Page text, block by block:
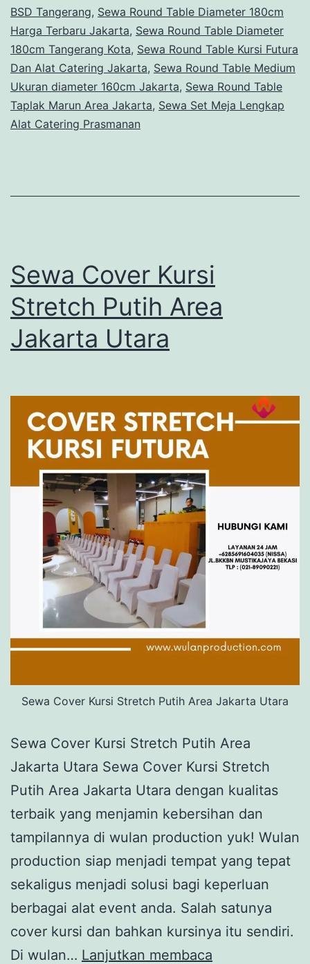
BSD Tangerang, Sewa Round Table Diameter 180cm
Harga Terbaru Jakarta, Sewa Round Table Diameter
180cm Tangerang Kota, Sewa Round Table Kursi Futura
Dan Alat Catering Jakarta, Sewa Round Table Medium
Ukuran diameter 160cm Jakarta, Sewa Round Table
Taplak Marun Area Jakarta, Sewa Set Meja Lengkap
Alat Catering Prasmanan
Sewa Cover Kursi
Stretch Putih Area
Jakarta Utara
Sewa Cover Kursi Stretch Putih Area Jakarta Utara
Sewa Cover Kursi Stretch Putih Area
Jakarta Utara Sewa Cover Kursi Stretch
Putih Area Jakarta Utara dengan kualitas
terbaik yang menjamin kebersihan dan
tampilannya di wulan production yuk! Wulan
production siap menjadi tempat yang tepat
sekaligus menjadi solusi bagi keperluan
berbagai alat event anda. Salah satunya
cover kursi dan bahkan kursinya itu sendiri.
Di wulan… Lanjutkan membaca